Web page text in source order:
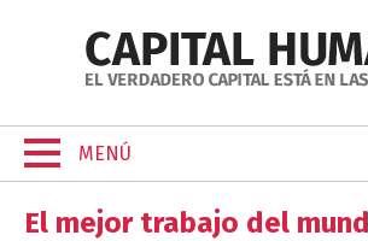
MENÚ
El mejor trabajo del